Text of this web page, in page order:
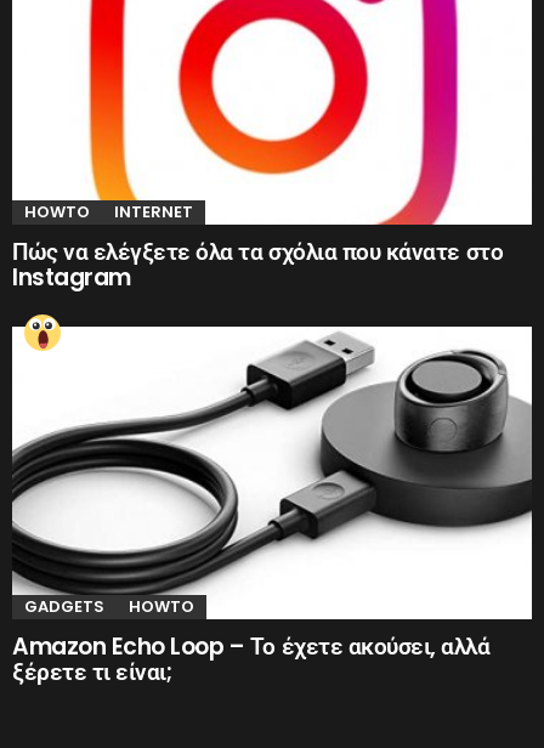
HOWTO INTERNET
Πώς να ελέγξετε όλα τα σχόλια που κάνατε στο
Instagram
GADGETS HOWTO
Amazon Echo Loop – Το έχετε ακούσει, αλλά
ξέρετε τι είναι;